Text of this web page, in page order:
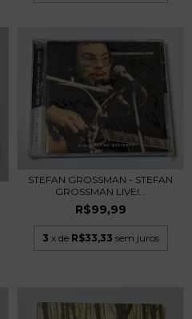
STEFAN GROSSMAN - STEFAN
GROSSMAN LIVE!...
R$99,99
3 x de R$33,33 sem juros